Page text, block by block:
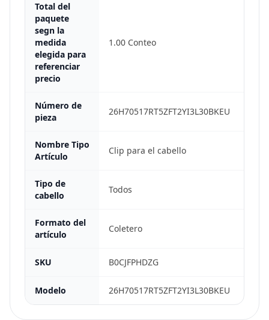
Total del
paquete
segn la
medida
elegida para
referenciar
precio
1.00 Conteo
Número de
pieza
26H70517RT5ZFT2YI3L30BKEU
Nombre Tipo
Artículo
Clip para el cabello
Tipo de
cabello
Todos
Formato del
artículo
Coletero
SKU B0CJFPHDZG
Modelo 26H70517RT5ZFT2YI3L30BKEU